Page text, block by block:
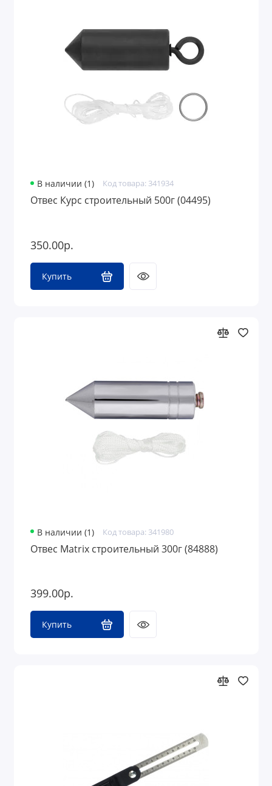
В наличии (1) Код товара: 341934
Отвес Курс строительный 500г (04495)
350.00р.
Купить
В наличии (1) Код товара: 341980
Отвес Matrix строительный 300г (84888)
399.00р.
Купить